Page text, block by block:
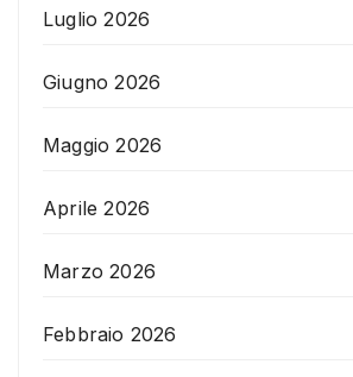
Luglio 2026
Giugno 2026
Maggio 2026
Aprile 2026
Marzo 2026
Febbraio 2026